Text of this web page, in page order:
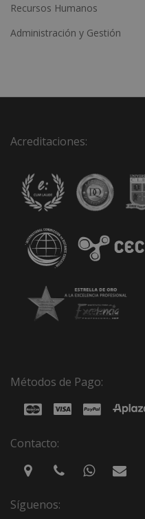
Recursos Humanos
Administración y Gestión
Acreditaciones:
Métodos de Pago:
Contacto:
Síguenos: